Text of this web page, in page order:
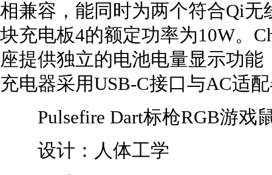
相兼容，能同时为两个符合Qi
块充电板4的额定功率为10W。
座提供独立的电池电量显示功
充电器采用USB-C接口与AC适
Pulsefire Dart标枪RGB游戏
设计：人体工学